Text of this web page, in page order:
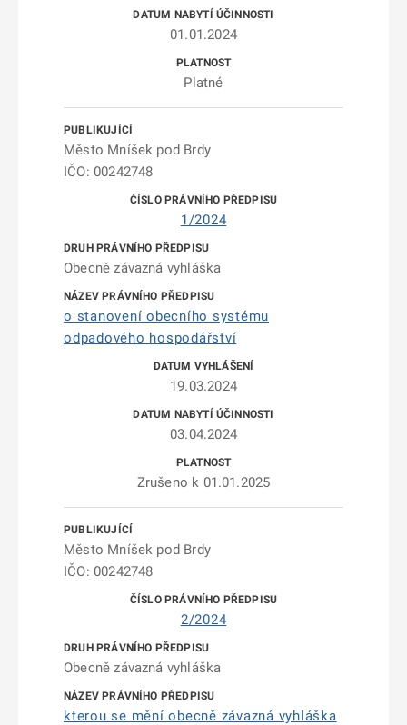
01.01.2024
Platné
Město Mníšek pod Brdy
IČO: 00242748
1/2024
Obecně závazná vyhláška
o stanovení obecního systému
odpadového hospodářství
19.03.2024
03.04.2024
Zrušeno k 01.01.2025
Město Mníšek pod Brdy
IČO: 00242748
2/2024
Obecně závazná vyhláška
kterou se mění obecně závazná vyhláška